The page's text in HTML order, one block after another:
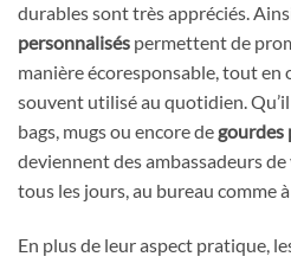
durables sont très appréciés.
personnalisés permettent de
manière écoresponsable, tout
souvent utilisé au quotidien. Qu’il
bags, mugs ou encore de gourdes
deviennent des ambassadeurs
tous les jours, au bureau comme
En plus de leur aspect pratique,